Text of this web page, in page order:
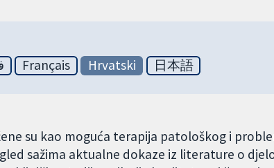
Français Hrvatski 日本語
su kao moguća terapija patološkog i
sažima aktualne dokaze iz literature o